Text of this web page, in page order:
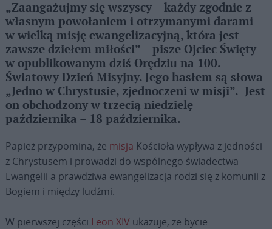
„Zaangażujmy się wszyscy – każdy zgodnie z
własnym powołaniem i otrzymanymi darami –
w wielką misję ewangelizacyjną, która jest
zawsze dziełem miłości” – pisze Ojciec Święty
w opublikowanym dziś Orędziu na 100.
Światowy Dzień Misyjny. Jego hasłem są słowa
„Jedno w Chrystusie, zjednoczeni w misji”. Jest
on obchodzony w trzecią niedzielę
października – 18 października.
Papież przypomina, że misja Kościoła wypływa z jedności
z Chrystusem i prowadzi do wspólnego świadectwa
Ewangelii a prawdziwa ewangelizacja rodzi się z komunii z
Bogiem i między ludźmi.
W pierwszej części Leon XIV ukazuje, że bycie